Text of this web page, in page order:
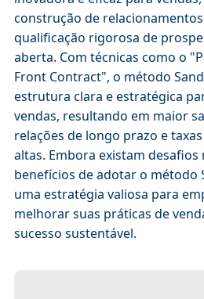
construção de
qualificação rigorosa de
aberta. Com técnicas como o
Front Contract", o método
estrutura clara e estratégica
vendas, resultando em maior
relações de longo prazo e
altas. Embora existam
benefícios de adotar o método
uma estratégia valiosa para
melhorar suas práticas de
sucesso sustentável.